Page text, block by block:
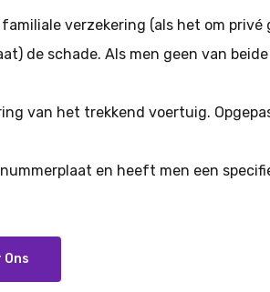
verzekering (als het om
de schade. Als men geen van
van het trekkend voertuig.
en heeft men een